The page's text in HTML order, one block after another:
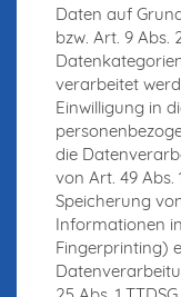
Daten auf
bzw. Art. 9 Abs.
verarbeitet
Einwilligung in
die
von Art. 49 Abs.
Speicherung
Informationen
Fingerprinting)